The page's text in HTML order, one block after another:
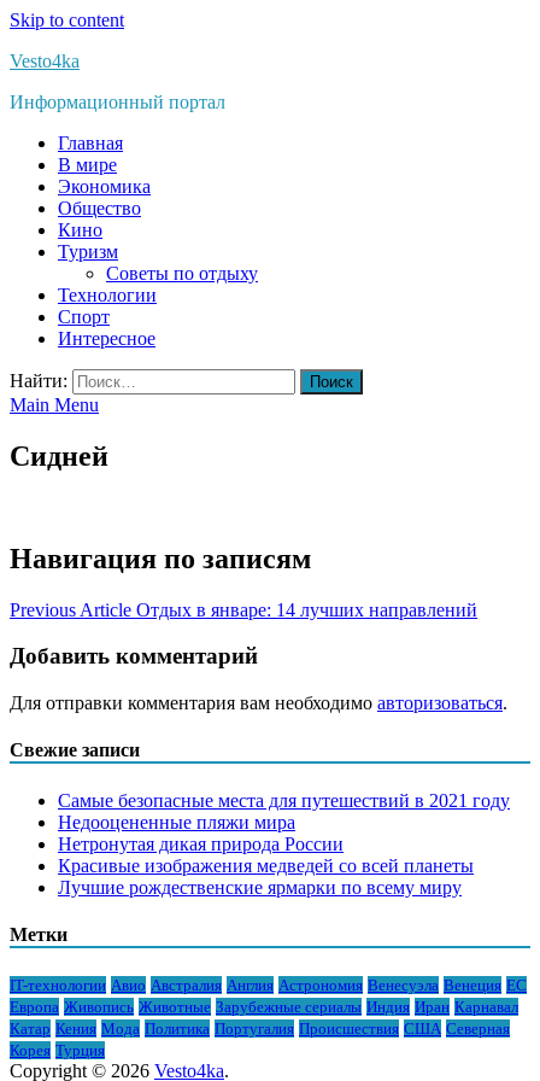
Skip to content
Vesto4ka
Информационный портал
Главная
В мире
Экономика
Общество
Кино
Туризм
Советы по отдыху
Технологии
Спорт
Интересное
Найти:
Main Menu
Сидней
Навигация по записям
Previous Article Отдых в январе: 14 лучших направлений
Добавить комментарий
Для отправки комментария вам необходимо авторизоваться.
Свежие записи
Самые безопасные места для путешествий в 2021 году
Недооцененные пляжи мира
Нетронутая дикая природа России
Красивые изображения медведей со всей планеты
Лучшие рождественские ярмарки по всему миру
Метки
IT-технологии Авио Австралия Англия Астрономия Венесуэла Венеция ЕС
Европа Живопись Животные Зарубежные сериалы Индия Иран Карнавал
Катар Кения Мода Политика Португалия Происшествия США Северная
Корея Турция
Copyright © 2026 Vesto4ka.